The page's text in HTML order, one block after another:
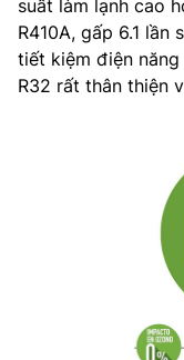
suất làm lạnh cao
R410A, gấp 6.1
tiết kiệm điện
R32 rất thân thiện